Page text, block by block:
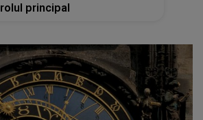
rolul principal